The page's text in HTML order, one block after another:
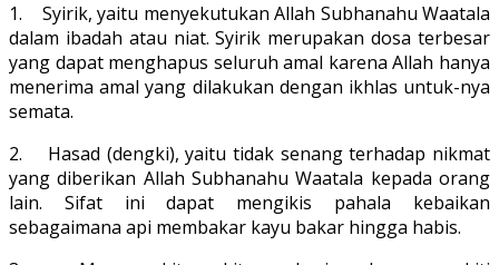
1. Syirik, yaitu menyekutukan Allah Subhanahu Waatala
dalam ibadah atau niat. Syirik merupakan dosa terbesar
yang dapat menghapus seluruh amal karena Allah hanya
menerima amal yang dilakukan dengan ikhlas untuk-nya
semata.
2. Hasad (dengki), yaitu tidak senang terhadap nikmat
yang diberikan Allah Subhanahu Waatala kepada orang
lain. Sifat ini dapat mengikis pahala kebaikan
sebagaimana api membakar kayu bakar hingga habis.